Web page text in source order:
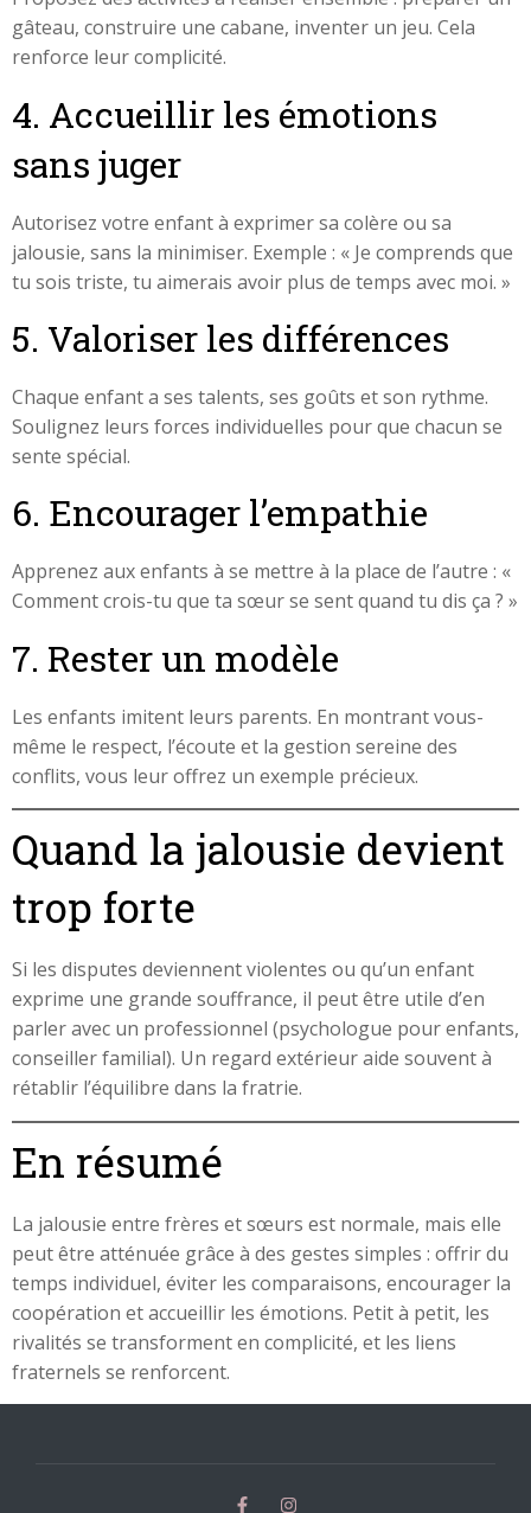
gâteau, construire une cabane, inventer un jeu. Cela
renforce leur complicité.
4. Accueillir les émotions
sans juger
Autorisez votre enfant à exprimer sa colère ou sa
jalousie, sans la minimiser. Exemple : « Je comprends que
tu sois triste, tu aimerais avoir plus de temps avec moi. »
5. Valoriser les différences
Chaque enfant a ses talents, ses goûts et son rythme.
Soulignez leurs forces individuelles pour que chacun se
sente spécial.
6. Encourager l’empathie
Apprenez aux enfants à se mettre à la place de l’autre : «
Comment crois-tu que ta sœur se sent quand tu dis ça ? »
7. Rester un modèle
Les enfants imitent leurs parents. En montrant vous-
même le respect, l’écoute et la gestion sereine des
conflits, vous leur offrez un exemple précieux.
Quand la jalousie devient
trop forte
Si les disputes deviennent violentes ou qu’un enfant
exprime une grande souffrance, il peut être utile d’en
parler avec un professionnel (psychologue pour enfants,
conseiller familial). Un regard extérieur aide souvent à
rétablir l’équilibre dans la fratrie.
En résumé
La jalousie entre frères et sœurs est normale, mais elle
peut être atténuée grâce à des gestes simples : offrir du
temps individuel, éviter les comparaisons, encourager la
coopération et accueillir les émotions. Petit à petit, les
rivalités se transforment en complicité, et les liens
fraternels se renforcent.